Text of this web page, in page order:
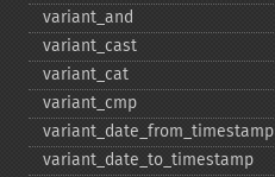
variant_​and
variant_​cast
variant_​cat
variant_​cmp
variant_​date_​from_​timestamp
variant_​date_​to_​timestamp